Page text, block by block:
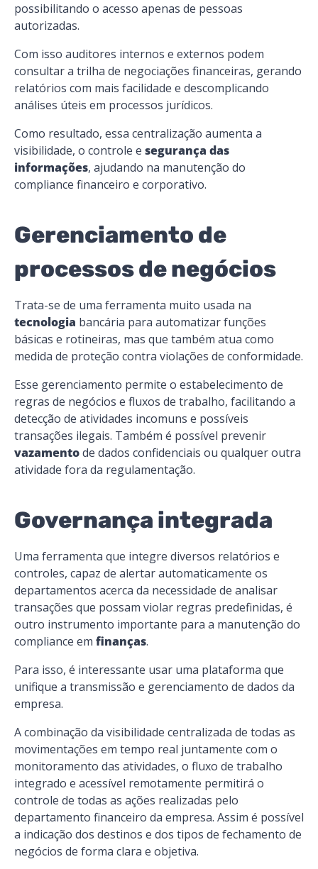
possibilitando o acesso apenas de pessoas
autorizadas.
Com isso auditores internos e externos podem
consultar a trilha de negociações financeiras, gerando
relatórios com mais facilidade e descomplicando
análises úteis em processos jurídicos.
Como resultado, essa centralização aumenta a
visibilidade, o controle e segurança das
informações, ajudando na manutenção do
compliance financeiro e corporativo.
Gerenciamento de
processos de negócios
Trata-se de uma ferramenta muito usada na
tecnologia bancária para automatizarfunções
básicas e rotineiras, mas que também atua como
medida de proteção contra violações de conformidade.
Esse gerenciamento permite o estabelecimento de
regras de negócios e fluxos de trabalho, facilitando a
detecção de atividades incomuns e possíveis
transações ilegais. Também é possível prevenir
vazamentode dados confidenciais ou qualquer outra
atividade fora da regulamentação.
Governança integrada
Uma ferramenta que integre diversos relatórios e
controles, capaz de alertar automaticamente os
departamentos acerca da necessidade de analisar
transações que possam violar regras predefinidas, é
outro instrumento importante para a manutenção do
compliance em finanças.
Para isso, é interessante usar uma plataforma que
unifique a transmissão e gerenciamento de dados da
empresa.
A combinação da visibilidade centralizada de todas as
movimentações em tempo real juntamente com o
monitoramento das atividades, o fluxo de trabalho
integrado e acessível remotamente permitirá o
controle de todas as ações realizadas pelo
departamento financeiro da empresa. Assim é possível
a indicação dos destinos e dos tipos de fechamento de
negócios de forma clara e objetiva.